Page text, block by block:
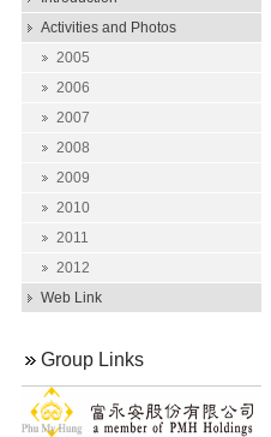
Activities and Photos
2005
2006
2007
2008
2009
2010
2011
2012
Web Link
Group Links